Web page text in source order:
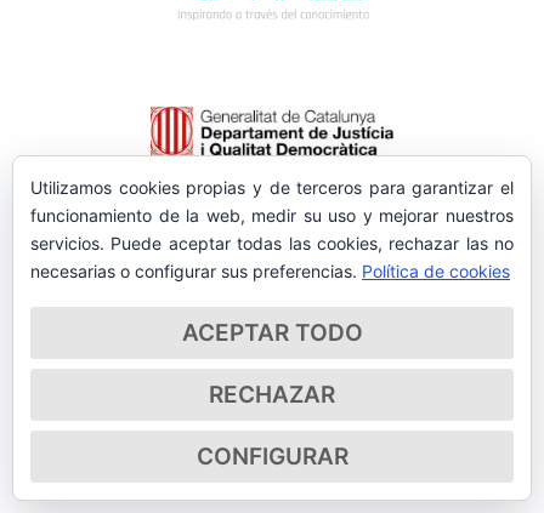
Utilizamos cookies propias y de terceros para garantizar el
funcionamiento de la web, medir su uso y mejorar nuestros
servicios. Puede aceptar todas las cookies, rechazar las no
necesarias o configurar sus preferencias. Política de cookies
ACEPTAR TODO
RECHAZAR
CONFIGURAR